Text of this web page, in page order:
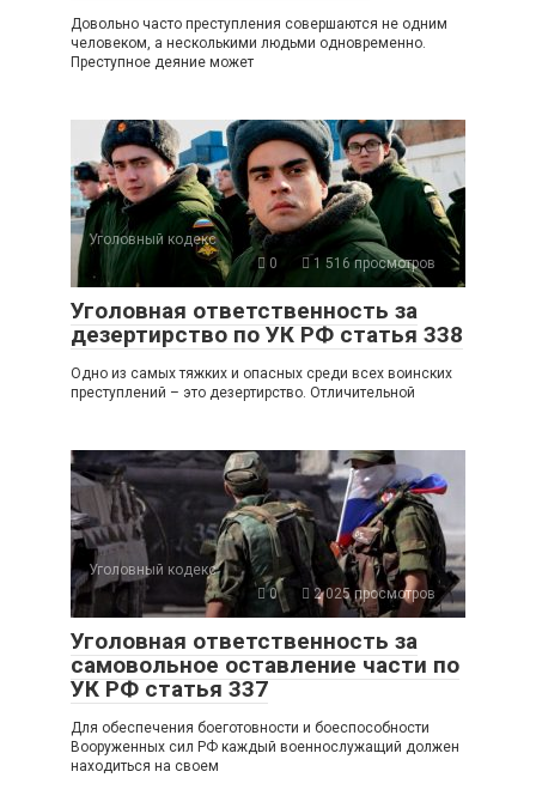
Довольно часто преступления совершаются не одним
человеком, а несколькими людьми одновременно.
Преступное деяние может
Уголовный кодекс
0
1 516 просмотров
Уголовная ответственность за
дезертирство по УК РФ статья 338
Одно из самых тяжких и опасных среди всех воинских
преступлений – это дезертирство. Отличительной
Уголовный кодекс
0
2 025 просмотров
Уголовная ответственность за
самовольное оставление части по
УК РФ статья 337
Для обеспечения боеготовности и боеспособности
Вооруженных сил РФ каждый военнослужащий должен
находиться на своем